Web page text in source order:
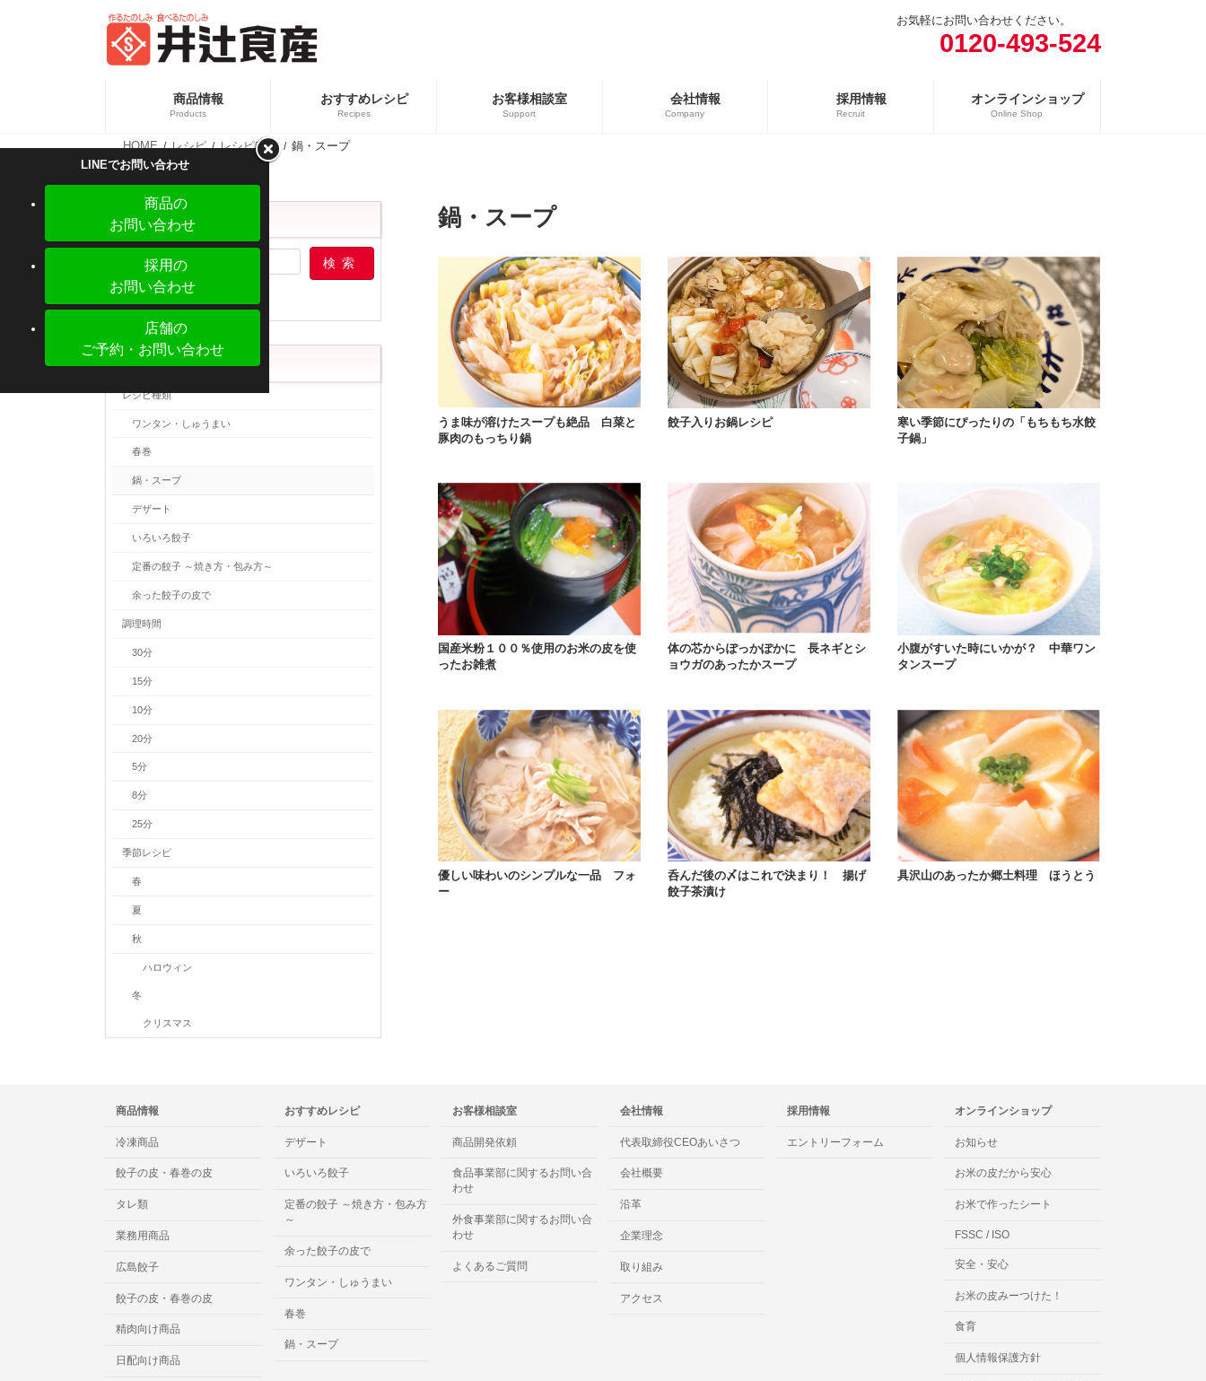
プ
動
お気軽にお問い合わせください。
0120-493-524
商品情報
Products
おすすめレシピ
Recipes
お客様相談室
Support
会社情報
Company
採用情報
Recruit
オンラインショップ
Online Shop
新商品情報
【新商品】ぎょうざの皮 大判 少量パック
HOME レシピ レシピ種類 鍋・スープ
鍋・スープ
うま味が溶けたスープも絶品 白菜と
豚肉のもっちり鍋
餃子入りお鍋レシピ
寒い季節にぴったりの「もちもち水餃
子鍋」
国産米粉１００％使用のお米の皮を使
ったお雑煮
体の芯からぽっかぽかに 長ネギとシ
ョウガのあったかスープ
小腹がすいた時にいかが？ 中華ワン
タンスープ
優しい味わいのシンプルな一品 フォ
ー
呑んだ後の〆はこれで決まり！ 揚げ
餃子茶漬け
具沢山のあったか郷土料理 ほうとう
レシピ検索
カテゴリー
レシピ種類
ワンタン・しゅうまい
春巻
鍋・スープ
デザート
いろいろ餃子
定番の餃子 ～焼き方・包み方～
余った餃子の皮で
調理時間
30分
15分
10分
20分
5分
8分
25分
季節レシピ
春
夏
秋
ハロウィン
冬
クリスマス
商品情報
冷凍商品
餃子の皮・春巻の皮
タレ類
業務用商品
広島餃子
餃子の皮・春巻の皮
精肉向け商品
日配向け商品
おすすめレシピ
デザート
いろいろ餃子
定番の餃子 ～焼き方・包み方
～
余った餃子の皮で
ワンタン・しゅうまい
春巻
鍋・スープ
お客様相談室
商品開発依頼
食品事業部に関するお問い合
わせ
外食事業部に関するお問い合
わせ
よくあるご質問
会社情報
代表取締役CEOあいさつ
会社概要
沿革
企業理念
取り組み
アクセス
採用情報
エントリーフォーム
オンラインショップ
お知らせ
お米の皮だから安心
お米で作ったシート
FSSC / ISO
安全・安心
お米の皮みーつけた！
食育
個人情報保護方針
LINEでお問い合わせ
商品の
お問い合わせ
採用の
お問い合わせ
店舗の
ご予約・お問い合わせ